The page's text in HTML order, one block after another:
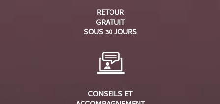
RETOUR
GRATUIT
SOUS 30 JOURS
CONSEILS ET